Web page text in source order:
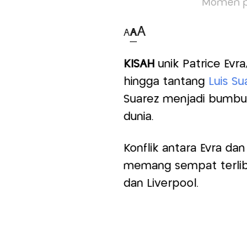
Momen
AAA
KISAH unik Patrice
hingga tantang Luis
Suarez menjadi
dunia.
Konflik antara Evra
memang sempat
dan Liverpool.